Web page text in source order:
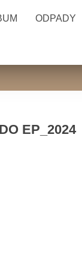
ODPADY
EP_2024